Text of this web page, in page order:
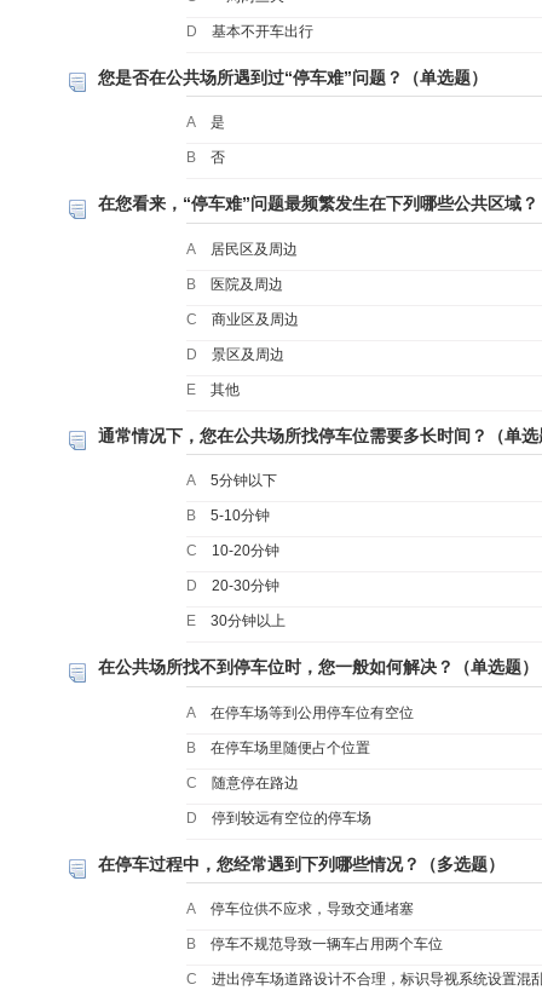
D 基本不开车出行
您是否在公共场所遇到过“停车难”问题？（单选题）
A 是
B 否
在您看来，“停车难”问题最频繁发生在下列哪些公共区域
A 居民区及周边
B 医院及周边
C 商业区及周边
D 景区及周边
E 其他
通常情况下，您在公共场所找停车位需要多长时间？（单选
A 5分钟以下
B 5-10分钟
C 10-20分钟
D 20-30分钟
E 30分钟以上
在公共场所找不到停车位时，您一般如何解决？（单选题）
A 在停车场等到公用停车位有空位
B 在停车场里随便占个位置
C 随意停在路边
D 停到较远有空位的停车场
在停车过程中，您经常遇到下列哪些情况？（多选题）
A 停车位供不应求，导致交通堵塞
B 停车不规范导致一辆车占用两个车位
C 进出停车场道路设计不合理，标识导视系统设置混